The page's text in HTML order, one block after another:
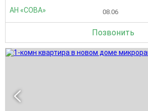
АН «СОВА» 08.06
Позвонить